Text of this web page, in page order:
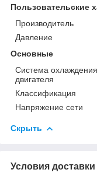
Пользовательские
Производитель
Давление
Основные
Система охлаждения
двигателя
Классификация
Напряжение сети
Скрыть
Условия доставки